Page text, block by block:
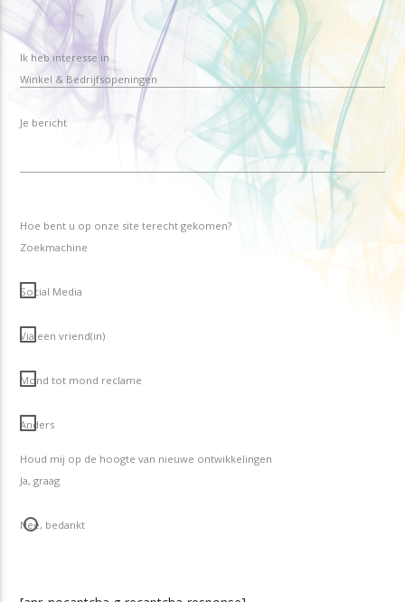
Ik heb interesse in
Je bericht
Hoe bent u op onze site terecht gekomen?
Zoekmachine
Social Media
Via een vriend(in)
Mond tot mond reclame
Anders
Houd mij op de hoogte van nieuwe ontwikkelingen
Ja, graag
Nee, bedankt